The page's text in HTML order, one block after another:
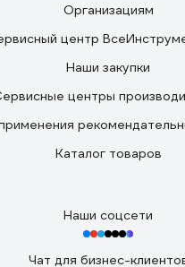
Организациям
центр
Наши закупки
центры
Каталог товаров
Наши соцсети
Чат для бизнес-